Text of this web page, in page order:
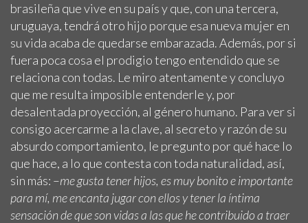
brasileña que vive en su país y que, con una tercera,
uruguaya, tendrá otro hijo porque esa nueva mujer en
su vida acaba de quedarse embarazada. Además, por si
fuera poca cosa el prodigio tengo entendido que se
relaciona con todas. Le miro atentamente y concluyo
que me resulta imposible entenderle y, por
desalentada proyección, al género humano. Para ver si
consigo acercarme a la clave, al secreto y razón de su
absurdo comportamiento, le pregunto por qué hace lo
que hace, a lo que contesta con toda naturalidad, así,
sin más: –me gusta tener hijos, es muy bonito e importante
para mí, me encanta jugar con ellos y tener la íntima
sensación de que son vidas a las que he contribuido a traer